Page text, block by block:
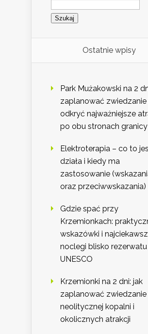
Ostatnie wpisy
Park Mużakowski na 2
zaplanować zwiedzanie
odkryć najważniejsze
po obu stronach granicy
Elektroterapia – co to
działa i kiedy ma
zastosowanie
oraz przeciwwskazania)
Gdzie spać przy
Krzemionkach:
wskazówki i
noclegi blisko rezerwatu
UNESCO
Krzemionki na 2 dni: jak
zaplanować zwiedzanie
neolitycznej kopalni i
okolicznych atrakcji